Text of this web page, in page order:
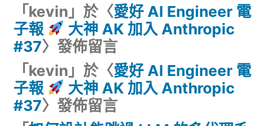
性
工
程
到
應
定
性
工
程
到
應
用
「 kevin 」於〈愛好 AI Engineer 電
子報
大神 AK 加入 Anthropic
#37〉發佈留言
「 kevin 」於〈愛好 AI Engineer 電
子報
大神 AK 加入 Anthropic
#37〉發佈留言